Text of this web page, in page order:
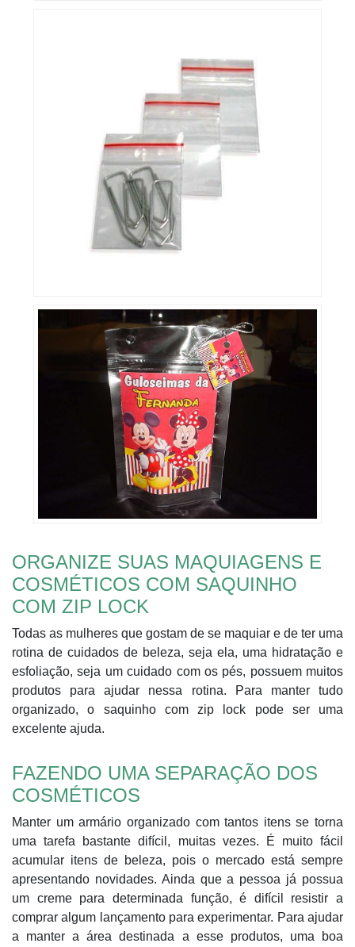
ORGANIZE SUAS MAQUIAGENS E
COSMÉTICOS COM SAQUINHO
COM ZIP LOCK
Todas as mulheres que gostam de se maquiar e de ter uma
rotina de cuidados de beleza, seja ela, uma hidratação e
esfoliação, seja um cuidado com os pés, possuem muitos
produtos para ajudar nessa rotina. Para manter tudo
organizado, o saquinho com zip lock pode ser uma
excelente ajuda.
FAZENDO UMA SEPARAÇÃO DOS
COSMÉTICOS
Manter um armário organizado com tantos itens se torna
uma tarefa bastante difícil, muitas vezes. É muito fácil
acumular itens de beleza, pois o mercado está sempre
apresentando novidades. Ainda que a pessoa já possua
um creme para determinada função, é difícil resistir a
comprar algum lançamento para experimentar. Para ajudar
a manter a área destinada a esse produtos, uma boa